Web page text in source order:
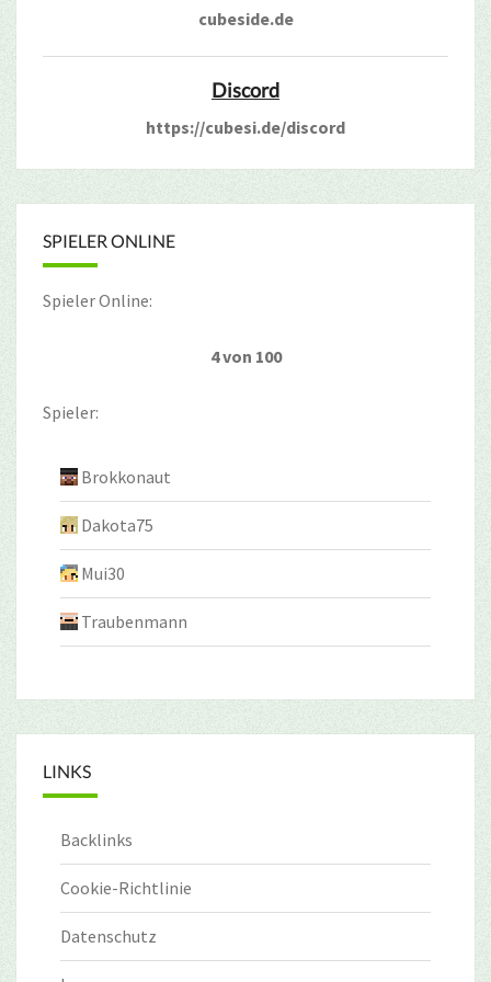
cubeside.de
Discord
https://cubesi.de/discord
SPIELER ONLINE
Spieler Online:
4 von 100
Spieler:
Brokkonaut
Dakota75
Mui30
Traubenmann
LINKS
Backlinks
Cookie-Richtlinie
Datenschutz